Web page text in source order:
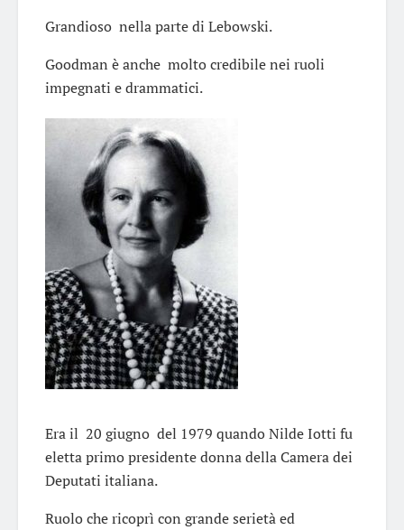
Grandioso nella parte di Lebowski.
Goodman è anche molto credibile nei ruoli
impegnati e drammatici.
Era il 20 giugno del 1979 quando Nilde Iotti fu
eletta primo presidente donna della Camera dei
Deputati italiana.
Ruolo che ricoprì con grande serietà ed